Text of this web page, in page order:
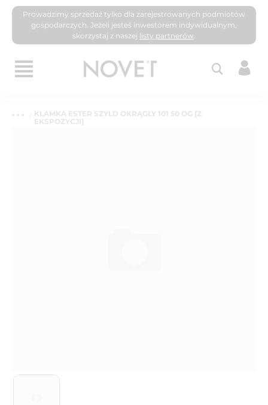
Prowadzimy sprzedaż tylko dla zarejestrowanych podmiotów
gospodarczych. Jeżeli jesteś inwestorem indywidualnym,
skorzystaj z naszej listy partnerów.
KLAMKA ESTER SZYLD OKRĄGŁY 101 50 OG [Z
EKSPOZYCJI]